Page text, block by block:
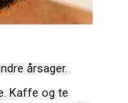
årsager.
Kaffe og te